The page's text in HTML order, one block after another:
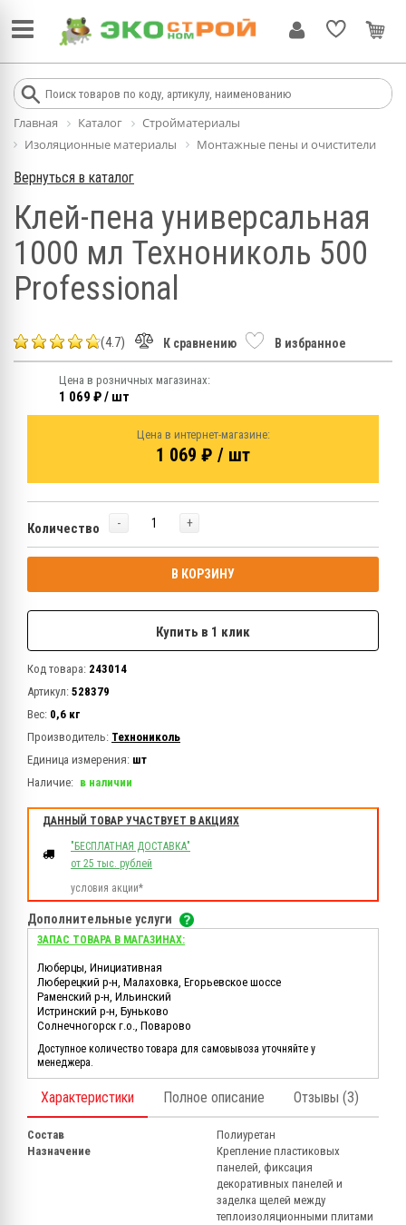
Главная Каталог
Стройматериалы
Изоляционные материалы
Монтажные пены и очистители
Вернуться в каталог
Клей-пена универсальная
1000 мл Технониколь 500
Professional
(4.7) К сравнению В избранное
Цена в розничных магазинах:
1 069 ₽ / шт
Цена в интернет-магазине:
1 069 ₽ / шт
Количество - +
В КОРЗИНУ
Купить в 1 клик
Код товара: 243014
Артикул: 528379
Вес: 0,6 кг
Производитель: Технониколь
Единица измерения: шт
Наличие: в наличии
ДАННЫЙ ТОВАР УЧАСТВУЕТ В АКЦИЯХ
"БЕСПЛАТНАЯ ДОСТАВКА"
от 25 тыс. рублей
условия акции*
Дополнительные услуги
ЗАПАС ТОВАРА В МАГАЗИНАХ:
Люберцы, Инициативная
Люберецкий р-н, Малаховка, Егорьевское шоссе
Раменский р-н, Ильинский
Истринский р-н, Буньково
Солнечногорск г.о., Поварово
Доступное количество товара для самовывоза уточняйте у
менеджера.
Характеристики Полное описание Отзывы (3)
Состав
Полиуретан
Назначение
Крепление пластиковых
панелей, фиксация
декоративных панелей и
заделка щелей между
теплоизоляционными плитами